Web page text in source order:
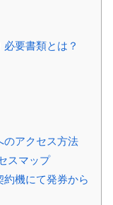
要書類とは？
のアクセス方法
スマップ
機にて発券から